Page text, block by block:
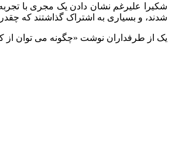
شکیرا علیرغم نشان دادن یک مجری با
شدند، و بسیاری به اشتراک گذاشتند که
یک از طرفداران نوشت «چگونه می‌ توان از